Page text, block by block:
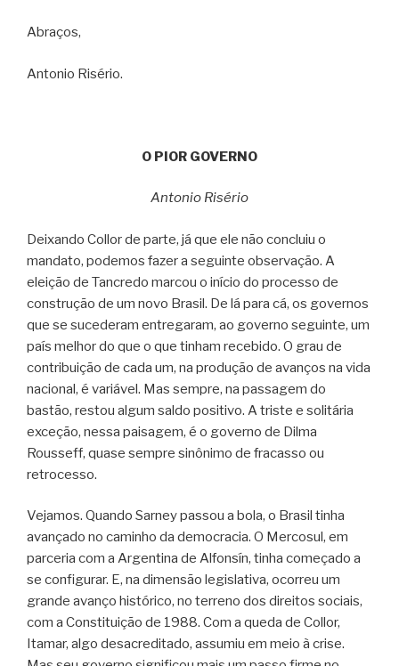
Abraços,
Antonio Risério.
O PIOR GOVERNO
Antonio Risério
Deixando Collor de parte, já que ele não concluiu o
mandato, podemos fazer a seguinte observação. A
eleição de Tancredo marcou o início do processo de
construção de um novo Brasil. De lá para cá, os governos
que se sucederam entregaram, ao governo seguinte, um
país melhor do que o que tinham recebido. O grau de
contribuição de cada um, na produção de avanços na vida
nacional, é variável. Mas sempre, na passagem do
bastão, restou algum saldo positivo. A triste e solitária
exceção, nessa paisagem, é o governo de Dilma
Rousseff, quase sempre sinônimo de fracasso ou
retrocesso.
Vejamos. Quando Sarney passou a bola, o Brasil tinha
avançado no caminho da democracia. O Mercosul, em
parceria com a Argentina de Alfonsín, tinha começado a
se configurar. E, na dimensão legislativa, ocorreu um
grande avanço histórico, no terreno dos direitos sociais,
com a Constituição de 1988. Com a queda de Collor,
Itamar, algo desacreditado, assumiu em meio à crise.